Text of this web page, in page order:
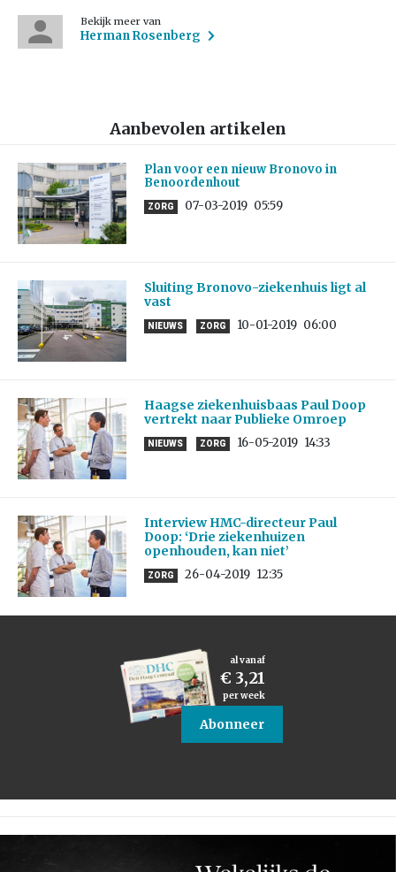
Bekijk meer van
Herman Rosenberg
Aanbevolen artikelen
Plan voor een nieuw Bronovo in
Benoordenhout
ZORG 07-03-2019 05:59
Sluiting Bronovo-ziekenhuis ligt al
vast
NIEUWS ZORG 10-01-2019 06:00
Haagse ziekenhuisbaas Paul Doop
vertrekt naar Publieke Omroep
NIEUWS ZORG 16-05-2019 14:33
Interview HMC-directeur Paul
Doop: ‘Drie ziekenhuizen
openhouden, kan niet’
ZORG 26-04-2019 12:35
al vanaf
€ 3,21
per week
Abonneer